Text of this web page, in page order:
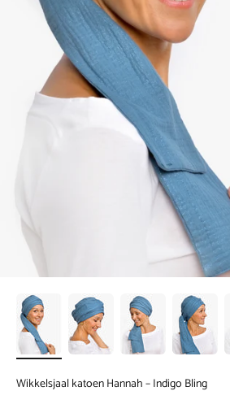
Wikkelsjaal katoen Hannah – Indigo Bling